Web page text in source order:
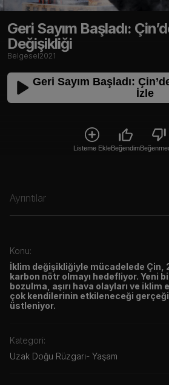
Geri Sayım Başladı:
Değişikliği
Belgesel2021
Geri Sayım Başladı:
İzle
Listeme EkleBeğendim
Ayrıntılar
Konu:
İklim değişikliğiyle mücadelede Çin,
karbon nötr olmayı hedefliyor. Yeni
bozulma, aşırı hava olayları ve
çok kendilerinin etkileneceği gerçeği
üstleniyor.
Kategori:
Uzak Doğu Rüzgarı- Yaşam